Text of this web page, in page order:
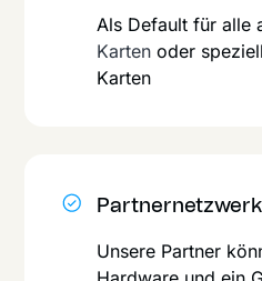
Als Default für alle
Kartenoder
Karten
Unsere Partner